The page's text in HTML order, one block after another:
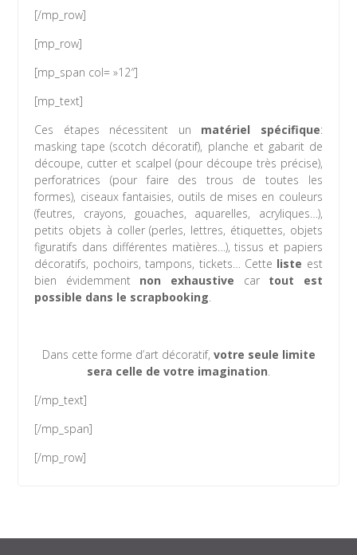
[/mp_row]
[mp_row]
[mp_span col= »12″]
[mp_text]
Ces étapes nécessitent un matériel spécifique:
masking tape (scotch décoratif), planche et gabarit de
découpe, cutter et scalpel (pour découpe très précise),
perforatrices (pour faire des trous de toutes les
formes), ciseaux fantaisies, outils de mises en couleurs
(feutres, crayons, gouaches, aquarelles, acryliques…),
petits objets à coller (perles, lettres, étiquettes, objets
figuratifs dans différentes matières…), tissus et papiers
décoratifs, pochoirs, tampons, tickets… Cette liste est
bien évidemment non exhaustive car tout est
possible dans le scrapbooking.
Dans cette forme d’art décoratif, votre seule limite
sera celle de votre imagination.
[/mp_text]
[/mp_span]
[/mp_row]